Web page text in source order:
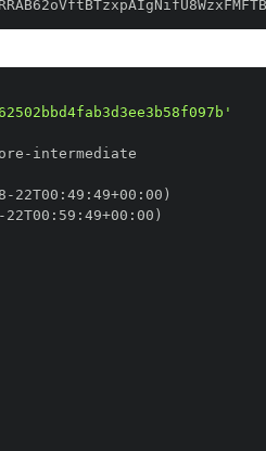
-
- 22T00 : 49 : 49+00 :
- 22T00 : 59 : 49+00 :